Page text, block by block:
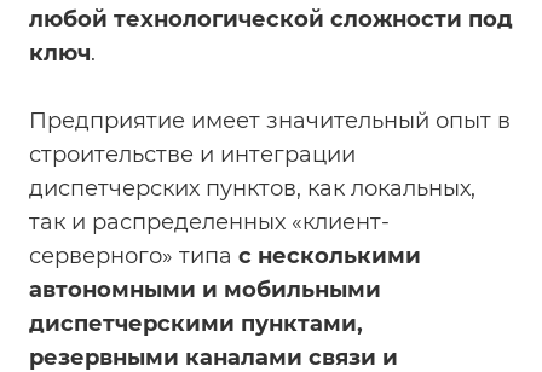
любой технологической сложности под
ключ.
Предприятие имеет значительный опыт в
строительстве и интеграции
диспетчерских пунктов, как локальных,
так и распределенных «клиент-
серверного» типа с несколькими
автономными и мобильными
диспетчерскими пунктами,
резервными каналами связи и